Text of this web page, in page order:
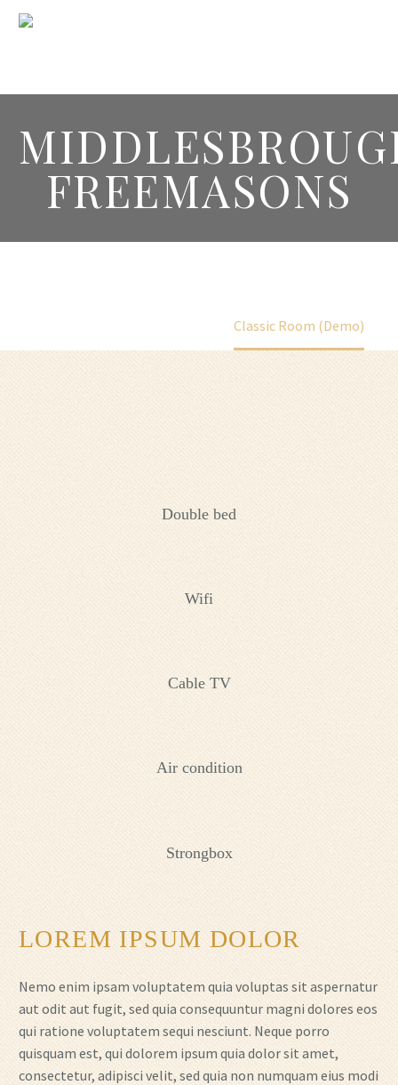
FREEMASONS
Classic Room (Demo)
Double bed
Wifi
Cable TV
Air condition
Strongbox
LOREM IPSUM DOLOR
Nemo enim ipsam voluptatem quia voluptas sit aspernatur
aut odit aut fugit, sed quia consequuntur magni dolores eos
qui ratione voluptatem sequi nesciunt. Neque porro
quisquam est, qui dolorem ipsum quia dolor sit amet,
consectetur, adipisci velit, sed quia non numquam eius modi